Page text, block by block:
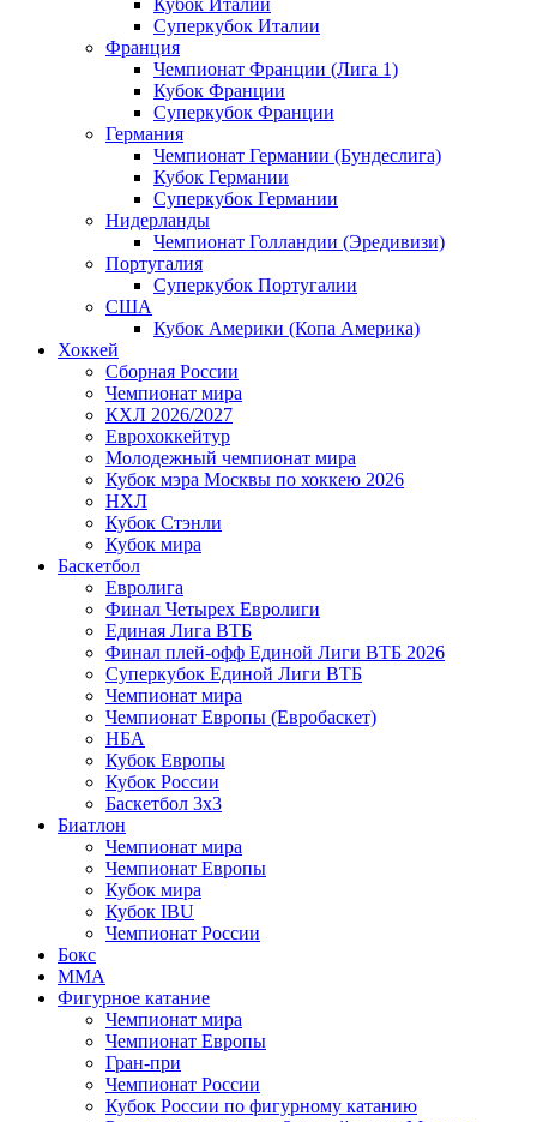
Кубок Италии
Суперкубок Италии
Франция
Чемпионат Франции (Лига 1)
Кубок Франции
Суперкубок Франции
Германия
Чемпионат Германии (Бундеслига)
Кубок Германии
Суперкубок Германии
Нидерланды
Чемпионат Голландии (Эредивизи)
Португалия
Суперкубок Португалии
США
Кубок Америки (Копа Америка)
Хоккей
Сборная России
Чемпионат мира
КХЛ 2026/2027
Еврохоккейтур
Молодежный чемпионат мира
Кубок мэра Москвы по хоккею 2026
НХЛ
Кубок Стэнли
Кубок мира
Баскетбол
Евролига
Финал Четырех Евролиги
Единая Лига ВТБ
Финал плей-офф Единой Лиги ВТБ 2026
Суперкубок Единой Лиги ВТБ
Чемпионат мира
Чемпионат Европы (Евробаскет)
НБА
Кубок Европы
Кубок России
Баскетбол 3х3
Биатлон
Чемпионат мира
Чемпионат Европы
Кубок мира
Кубок IBU
Чемпионат России
Бокс
MMA
Фигурное катание
Чемпионат мира
Чемпионат Европы
Гран-при
Чемпионат России
Кубок России по фигурному катанию